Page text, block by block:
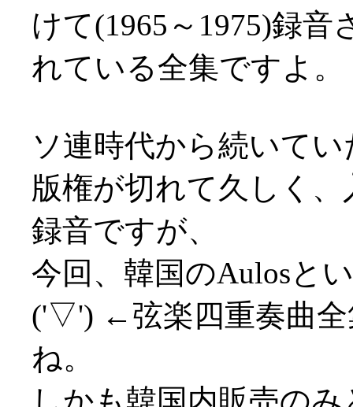
けて(1965～1975)録
れている全集ですよ。
ソ連時代から続いて
版権が切れて久しく
録音ですが、
今回、韓国のAulosと
('▽') ←弦楽四重奏曲全
ね。
しかも韓国内販売の